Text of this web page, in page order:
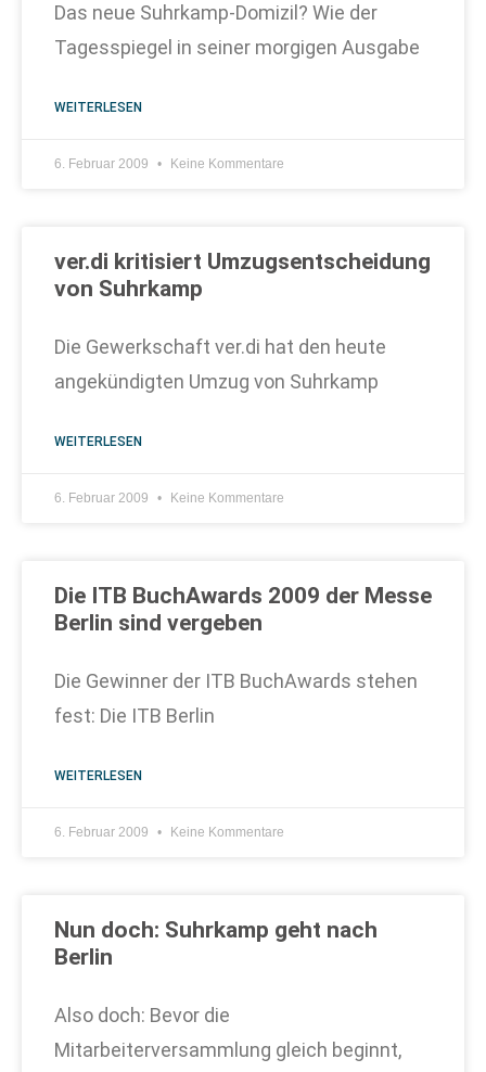
Das neue Suhrkamp-Domizil? Wie der
Tagesspiegel in seiner morgigen Ausgabe
WEITERLESEN
6. Februar 2009 Keine Kommentare
ver.di kritisiert Umzugsentscheidung
von Suhrkamp
Die Gewerkschaft ver.di hat den heute
angekündigten Umzug von Suhrkamp
WEITERLESEN
6. Februar 2009 Keine Kommentare
Die ITB BuchAwards 2009 der Messe
Berlin sind vergeben
Die Gewinner der ITB BuchAwards stehen
fest: Die ITB Berlin
WEITERLESEN
6. Februar 2009 Keine Kommentare
Nun doch: Suhrkamp geht nach
Berlin
Also doch: Bevor die
Mitarbeiterversammlung gleich beginnt,